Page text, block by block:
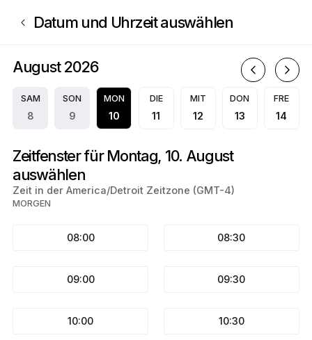
Datum und Uhrzeit auswählen
August 2026
SAM
8
SON
9
MON
10
DIE
11
MIT
12
DON
13
FRE
14
Zeitfenster für Montag, 10. August
auswählen
Zeit in der America/Detroit Zeitzone (GMT-4)
MORGEN
08:00 08:30
09:00 09:30
10:00 10:30